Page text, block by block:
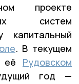
проекте
систем
. В текущем
её Рудовском
год —